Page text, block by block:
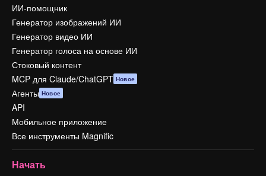
ИИ-помощник
Генератор изображений ИИ
Генератор видео ИИ
Генератор голоса на основе ИИ
Стоковый контент
MCP для Claude/ChatGPT Новое
Агенты Новое
API
Мобильное приложение
Все инструменты Magnific
Начать